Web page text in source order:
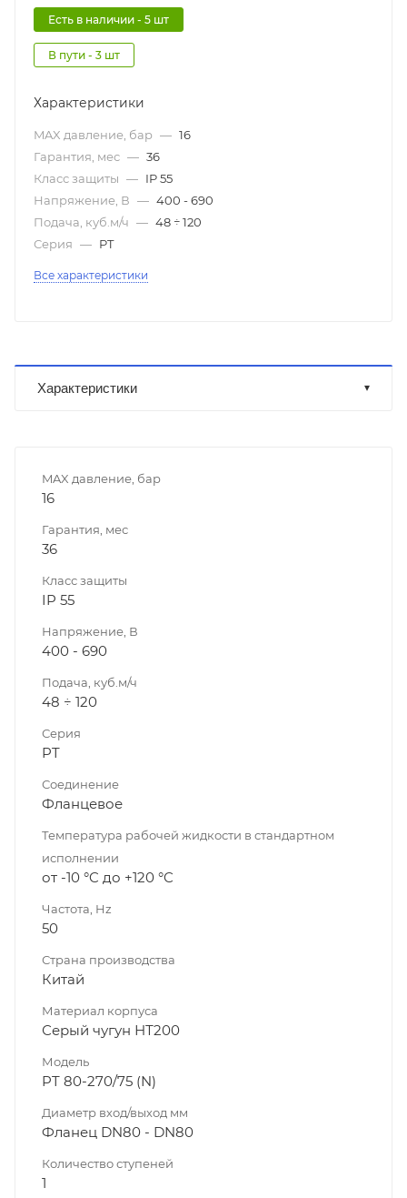
Есть в наличии - 5 шт
В пути - 3 шт
Характеристики
MAX давление, бар — 16
Гарантия, мес — 36
Класс защиты — IP 55
Напряжение, В — 400 - 690
Подача, куб.м/ч — 48 ÷ 120
Серия — PT
Все характеристики
Характеристики
MAX давление, бар
16
Гарантия, мес
36
Класс защиты
IP 55
Напряжение, В
400 - 690
Подача, куб.м/ч
48 ÷ 120
Серия
PT
Соединение
Фланцевое
Температура рабочей жидкости в стандартном
исполнении
от -10 °C до +120 °C
Частота, Hz
50
Страна производства
Китай
Материал корпуса
Серый чугун НТ200
Модель
PT 80-270/75 (N)
Диаметр вход/выход мм
Фланец DN80 - DN80
Количество ступеней
1